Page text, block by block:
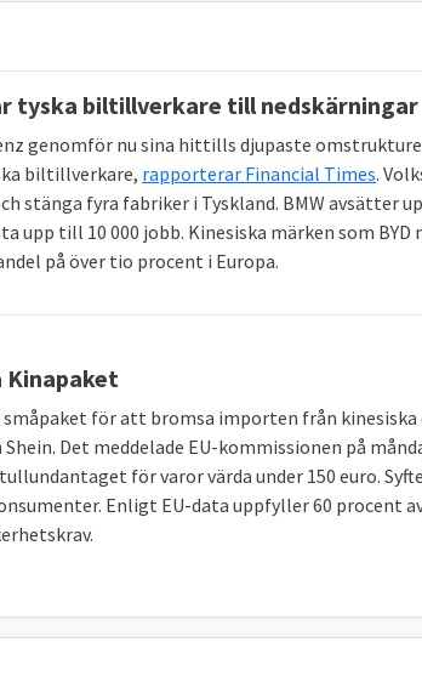
enligt Kinaexperter, ha två motiv. Först det
ge landet ett tekniskt försprång vilket krävs
ett politiskt inflytande över frågor som
bygga vägar i länder med ansträngd
som gör att regeringar eller företag
enskilda länder eller i mindre grupper,
den så kallade 16+1 gruppen.
om?
inom områden som gynnar dem båda.
tyska biltillverkare till nedskärningar
genomför nu sina hittills djupaste
biltillverkare, rapporterar Financial Times.
stänga fyra fabriker i Tyskland. BMW avsätter
till 10 000 jobb. Kinesiska märken som BYD
på över tio procent i Europa.
Kinapaket
för att bromsa importen från kinesiska
Det meddelade EU-kommissionen på
för varor värda under 150 euro.
Enligt EU-data uppfyller 60 procent